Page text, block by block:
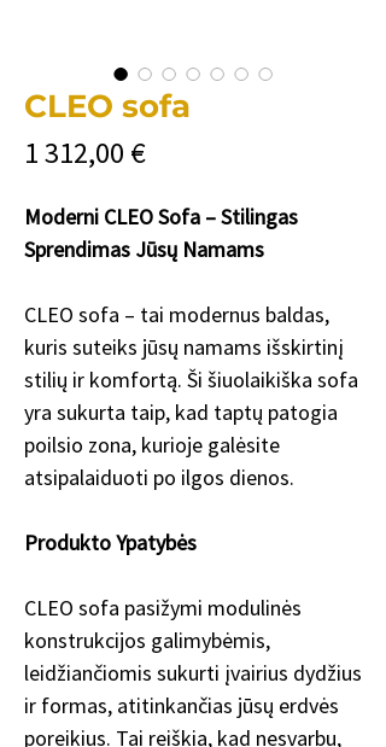
CLEO sofa
1 312,00 €Price
Moderni CLEO Sofa – Stilingas
Sprendimas Jūsų Namams
CLEO sofa – tai modernus baldas,
kuris suteiks jūsų namams išskirtinį
stilių ir komfortą. Ši šiuolaikiška sofa
yra sukurta taip, kad taptų patogia
poilsio zona, kurioje galėsite
atsipalaiduoti po ilgos dienos.
Produkto Ypatybės
CLEO sofa pasižymi modulinės
konstrukcijos galimybėmis,
leidžiančiomis sukurti įvairius dydžius
ir formas, atitinkančias jūsų erdvės
poreikius. Tai reiškia, kad nesvarbu,